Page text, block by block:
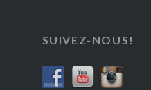
SUIVEZ-NOUS!